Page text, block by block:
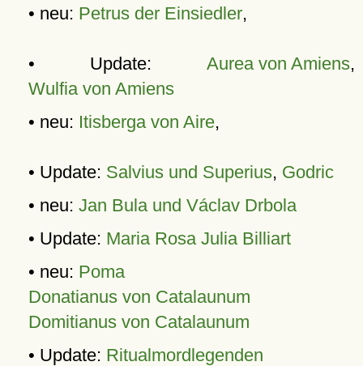
• neu: Petrus der Einsiedler,
• Update: Aurea von Amiens,
Wulfia von Amiens
• neu: Itisberga von Aire,
• Update: Salvius und Superius, Godric
• neu: Jan Bula und Václav Drbola
• Update: Maria Rosa Julia Billiart
• neu: Poma
Donatianus von Catalaunum
Domitianus von Catalaunum
• Update: Ritualmordlegenden